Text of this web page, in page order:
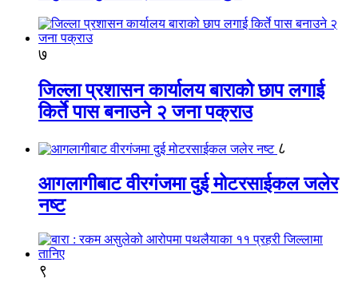
७
जिल्ला प्रशासन कार्यालय बाराको छाप लगाई
किर्ते पास बनाउने २ जना पक्राउ
८
आगलागीबाट वीरगंजमा दुई मोटरसाईकल जलेर
नष्ट
९